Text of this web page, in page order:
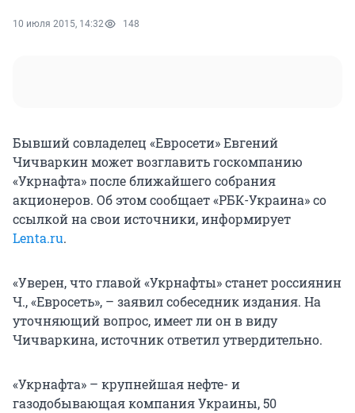
10 июля 2015, 14:32 148
Бывший совладелец «Евросети» Евгений
Чичваркин может возглавить госкомпанию
«Укрнафта» после ближайшего собрания
акционеров. Об этом сообщает «РБК-Украина» со
ссылкой на свои источники, информирует
Lenta.ru.
«Уверен, что главой «Укрнафты» станет россиянин
Ч., «Евросеть», – заявил собеседник издания. На
уточняющий вопрос, имеет ли он в виду
Чичваркина, источник ответил утвердительно.
«Укрнафта» – крупнейшая нефте- и
газодобывающая компания Украины, 50